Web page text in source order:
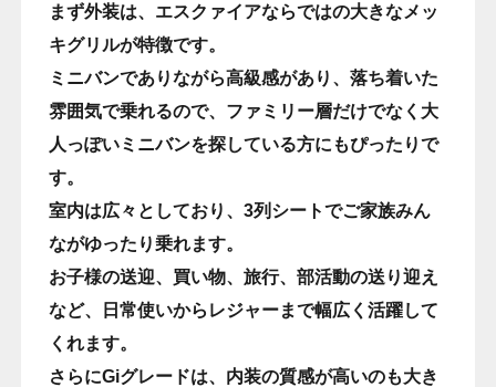
まず外装は、エスクァイアならではの大きなメッ
キグリルが特徴です。
ミニバンでありながら高級感があり、落ち着いた
雰囲気で乗れるので、ファミリー層だけでなく大
人っぽいミニバンを探している方にもぴったりで
す。
室内は広々としており、3列シートでご家族みん
ながゆったり乗れます。
お子様の送迎、買い物、旅行、部活動の送り迎え
など、日常使いからレジャーまで幅広く活躍して
くれます。
さらにGiグレードは、内装の質感が高いのも大き